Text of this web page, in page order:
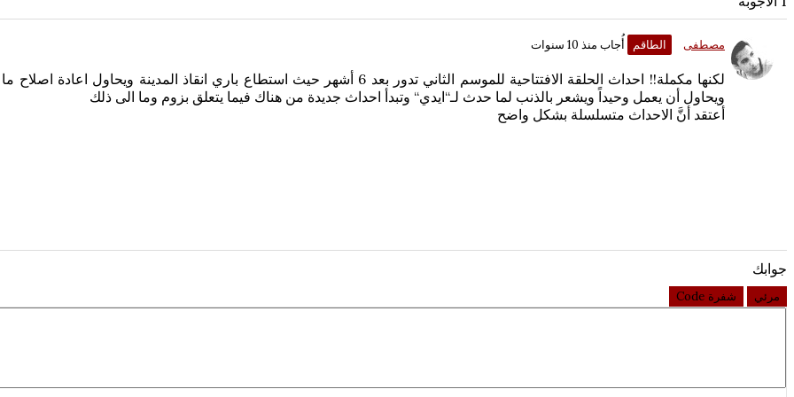
مصطفى الطاقم أُجاب منذ 10 سنوات
لكنها مكملة!! احداث الحلقة الافتتاحية للموسم الثاني تدور بعد 6 أشهر حيث استطاع
ويحاول أن يعمل وحيداً ويشعر بالذنب لما حدث لـ“ايدي“ وتبدأ احداث جديدة من هناك فيما يتعلق بزوم وما الى ذلك
أعتقد أنَّ الاحداث متسلسلة بشكل واضح
جوابك
مرئي شفرة Code